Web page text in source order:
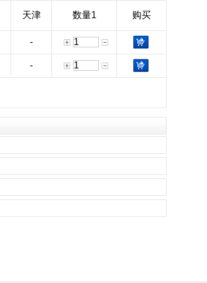
天津 数量1 购买
-
-